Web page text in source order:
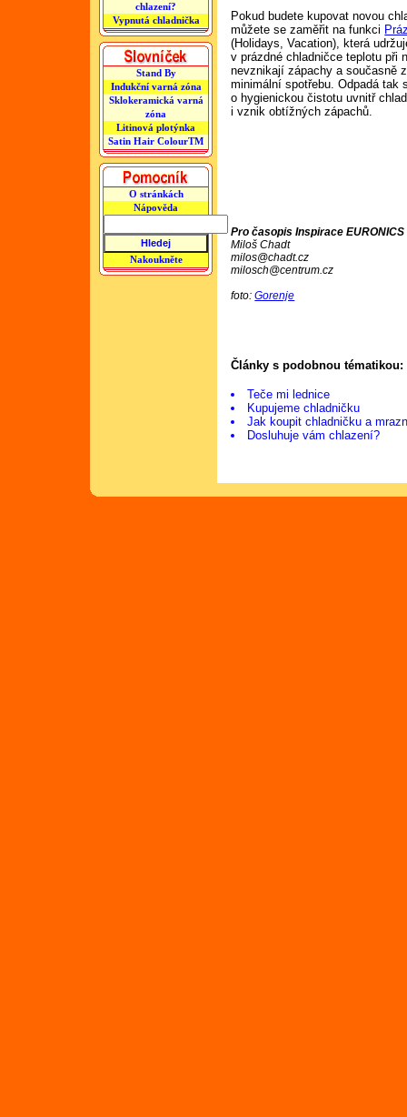
chlazení?
Vypnutá chladnička
Stand By
Indukční varná zóna
Sklokeramická varná
zóna
Litinová plotýnka
Satin Hair ColourTM
O stránkách
Nápověda
Nakoukněte
Pokud budete kupovat novou
můžete se zaměřit na funkci
(Holidays, Vacation), která
v prázdné chladničce teplotu při
nevznikají zápachy a současně
minimální spotřebu. Odpadá tak
o hygienickou čistotu uvnitř
i vznik obtížných zápachů.
Pro časopis Inspirace EURONICS
Miloš Chadt
milos@chadt.cz
milosch@centrum.cz
foto:Gorenje
Články s podobnou tématikou:
Teče mi lednice
Kupujeme chladničku
Jak koupit chladničku a
Dosluhuje vám chlazení?